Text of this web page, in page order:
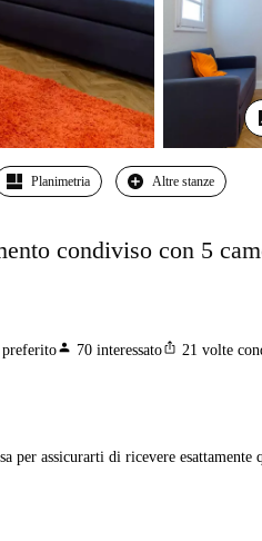
Planimetria Altre stanze
condiviso con 5
preferitoperson 70 interessatoios_share 21 volte
per assicurarti di ricevere esattamente